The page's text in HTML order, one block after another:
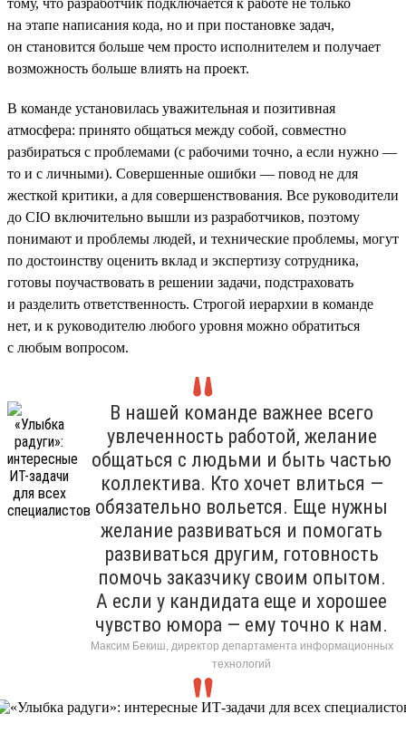
на этапе написания кода, но и при постановке задач,
он становится больше чем просто исполнителем и получает
возможность больше влиять на проект.
В команде установилась уважительная и позитивная
атмосфера: принято общаться между собой, совместно
разбираться с проблемами (с рабочими точно, а если нужно —
то и с личными). Совершенные ошибки — повод не для
жесткой критики, а для совершенствования. Все руководители
до CIO включительно вышли из разработчиков, поэтому
понимают и проблемы людей, и технические проблемы, могут
по достоинству оценить вклад и экспертизу сотрудника,
готовы поучаствовать в решении задачи, подстраховать
и разделить ответственность. Строгой иерархии в команде
нет, и к руководителю любого уровня можно обратиться
с любым вопросом.
В нашей команде важнее всего
увлеченность работой, желание
общаться с людьми и быть частью
коллектива. Кто хочет влиться —
обязательно вольется. Еще нужны
желание развиваться и помогать
развиваться другим, готовность
помочь заказчику своим опытом.
А если у кандидата еще и хорошее
чувство юмора — ему точно к нам.
Максим Бекиш, директор департамента информационных
технологий